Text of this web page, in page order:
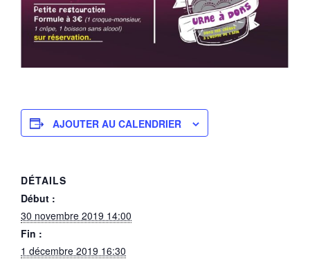
AJOUTER AU CALENDRIER
DÉTAILS
Début :
30 novembre 2019 14:00
Fin :
1 décembre 2019 16:30